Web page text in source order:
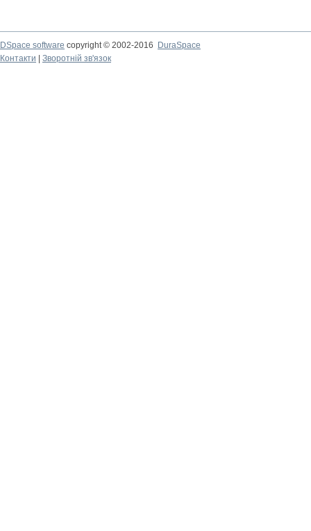
DSpace software copyright © 2002-2016
DuraSpace
Контакти
Зворотній зв'язок